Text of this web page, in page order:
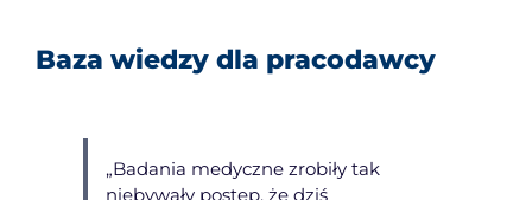
Baza wiedzy dla pracodawcy
„Badania medyczne zrobiły tak
niebywały postęp, że dziś